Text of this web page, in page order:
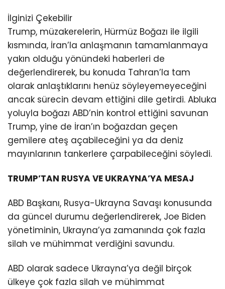
İlginizi Çekebilir
Trump, müzakerelerin, Hürmüz Boğazı ile ilgili
kısmında, İran’la anlaşmanın tamamlanmaya
yakın olduğu yönündeki haberleri de
değerlendirerek, bu konuda Tahran’la tam
olarak anlaştıklarını henüz söyleyemeyeceğini
ancak sürecin devam ettiğini dile getirdi. Abluka
yoluyla boğazı ABD’nin kontrol ettiğini savunan
Trump, yine de İran’ın boğazdan geçen
gemilere ateş açabileceğini ya da deniz
mayınlarının tankerlere çarpabileceğini söyledi.
TRUMP’TAN RUSYA VE UKRAYNA’YA MESAJ
ABD Başkanı, Rusya-Ukrayna Savaşı konusunda
da güncel durumu değerlendirerek, Joe Biden
yönetiminin, Ukrayna’ya zamanında çok fazla
silah ve mühimmat verdiğini savundu.
ABD olarak sadece Ukrayna’ya değil birçok
ülkeye çok fazla silah ve mühimmat